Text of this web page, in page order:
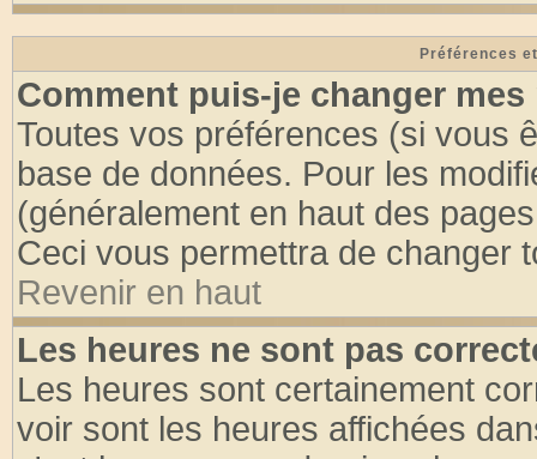
Préférences
Comment puis-je changer mes
Toutes vos préférences (si vous
base de données. Pour les
(généralement en haut des
Ceci vous permettra de changer
Revenir en haut
Les heures ne sont pas
Les heures sont certainement
voir sont les heures affichées